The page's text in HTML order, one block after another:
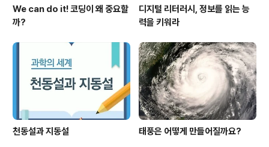
We can do it! 코딩이 왜 중요할
까?
디지털 리터러시, 정보를 읽는 능
력을 키워라
천동설과 지동설 태풍은 어떻게 만들어질까요?